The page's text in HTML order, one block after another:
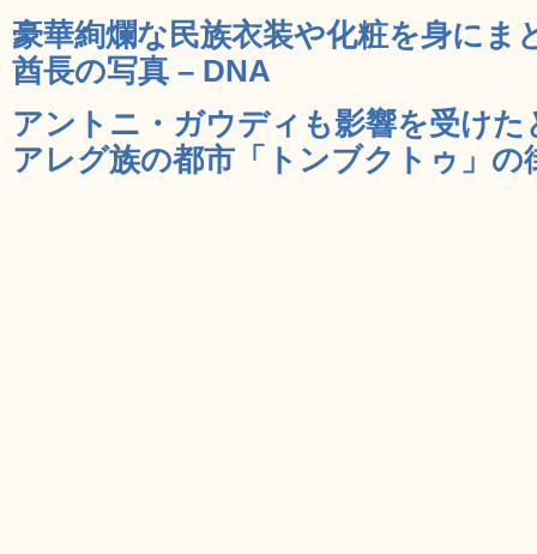
豪華絢爛な民族衣装や化粧を身にま
酋長の写真 – DNA
アントニ・ガウディも影響を受け
アレグ族の都市「トンブクトゥ」の